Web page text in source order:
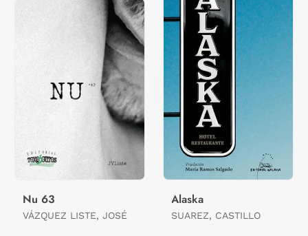
Nu 63
VÁZQUEZ LISTE, JOSÉ
Alaska
SUAREZ, CASTILLO